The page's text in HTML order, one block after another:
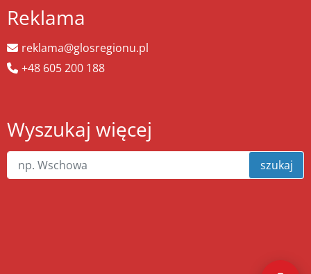
Reklama
reklama@glosregionu.pl
+48 605 200 188
Wyszukaj więcej
szukaj